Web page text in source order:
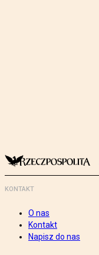
KONTAKT
O nas
Kontakt
Napisz do nas